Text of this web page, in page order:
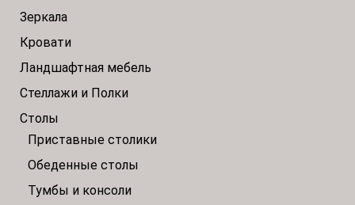
Зеркала
Кровати
Ландшафтная мебель
Стеллажи и Полки
Столы
Приставные столики
Обеденные столы
Тумбы и консоли